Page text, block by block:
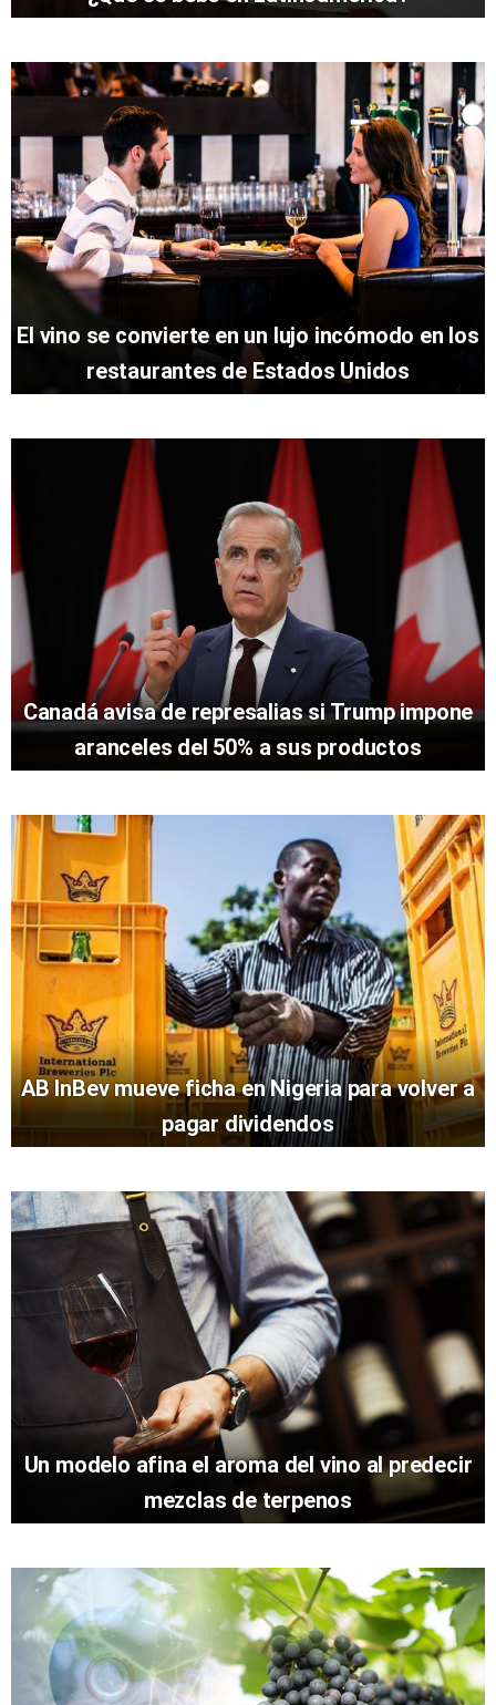
El vino se convierte en un lujo incómodo en los
restaurantes de Estados Unidos
Canadá avisa de represalias si Trump impone
aranceles del 50% a sus productos
AB InBev mueve ficha en Nigeria para volver a
pagar dividendos
Un modelo afina el aroma del vino al predecir
mezclas de terpenos